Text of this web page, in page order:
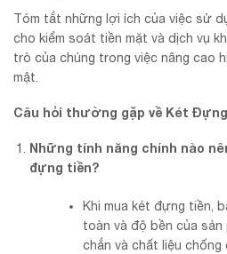
Tóm tắt những lợi ích của việc sử
cho kiểm soát tiền mặt và dịch vụ
trò của chúng trong việc nâng cao
mật.
Câu hỏi thường gặp về Két
Những tính năng chính nào
đựng tiền?
Khi mua két đựng tiền,
toàn và độ bền của sản
chắn và chất liệu chống